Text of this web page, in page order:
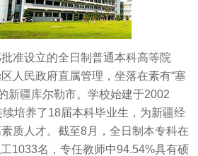
准设立的全日制普通本科高等院
人民政府直属管理，坐落在素有“塞
新疆库尔勒市。学校始建于2002
培养了18届本科毕业生，为新疆经
质人才。截至8月，全日制本专科在
1033名，专任教师中94.54%具有硕